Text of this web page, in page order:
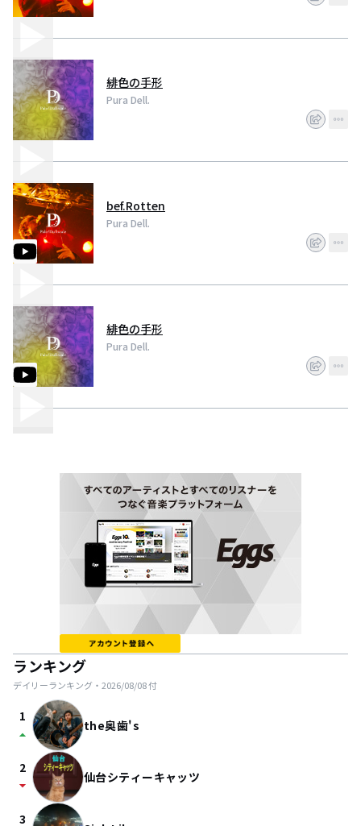
緋色の手形
Pura Dell.
bef.Rotten
Pura Dell.
緋色の手形
Pura Dell.
ランキング
デイリーランキング・ 2026/08/08付
1
arrow_drop_up the奥歯's
2
arrow_drop_down 仙台シティーキャッツ
3